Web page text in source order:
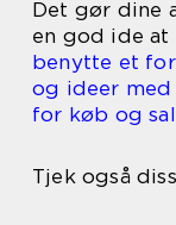
Det gør dine
en god ide at
benytte et
og ideer med
for køb og
Tjek også